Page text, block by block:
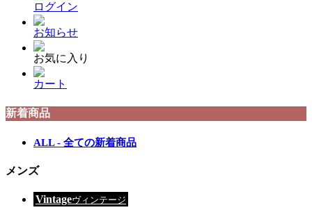
ログイン
お知らせ
お気に入り
カート
新着商品
ALL - 全ての新着商品
メンズ
Vintageヴィンテージ